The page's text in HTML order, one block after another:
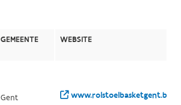
GEMEENTE WEBSITE
Gent www.rolstoelbasketgent.be/